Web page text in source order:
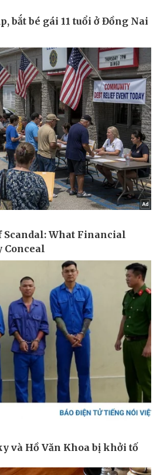
Giải trí
Nghệ sĩ
Thời trang
Sao Việt